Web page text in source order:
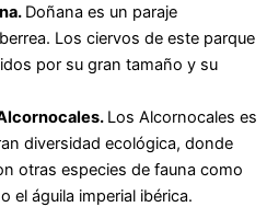
Doñana es un paraje
Los ciervos de este parque
por su gran tamaño y su
Los Alcornocales es
diversidad ecológica, donde
otras especies de fauna como
el águila imperial ibérica.